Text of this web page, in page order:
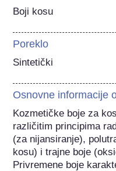
Boji kosu
Poreklo
Sintetički
Osnovne informacije
Kozmetičke boje za
različitim principima
(za nijansiranje),
kosu) i trajne boje
Privremene boje